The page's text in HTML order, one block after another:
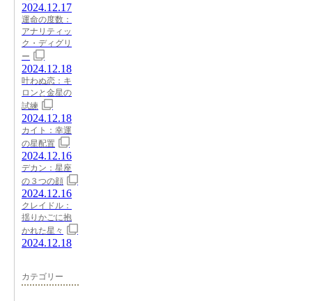
2024.12.17
運命の度数：
アナリティッ
ク・ディグリ
ー
2024.12.18
叶わぬ恋：キ
ロンと金星の
試練
2024.12.18
カイト：幸運
の星配置
2024.12.16
デカン：星座
の３つの顔
2024.12.16
クレイドル：
揺りかごに抱
かれた星々
2024.12.18
カテゴリー